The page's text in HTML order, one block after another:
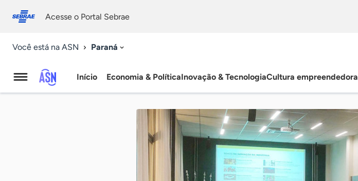
conosco
Acesse o Portal Sebrae
Você está na ASN Paraná
Agência
Início Economia & PolíticaInovação & TecnologiaCultura empreendedora